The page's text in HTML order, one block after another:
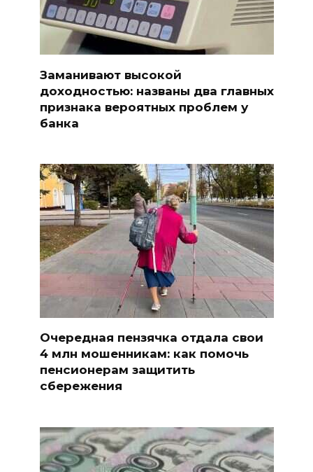
Заманивают высокой
доходностью: названы два главных
признака вероятных проблем у
банка
Очередная пензячка отдала свои
4 млн мошенникам: как помочь
пенсионерам защитить
сбережения